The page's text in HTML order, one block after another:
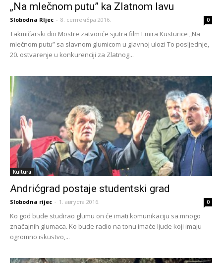
„Na mlečnom putu” ka Zlatnom lavu
Slobodna RIjec - 8. септембра 2016. 0
Takmičarski dio Mostre zatvoriće sjutra film Emira Kusturice „Na
mlečnom putu” sa slavnom glumicom u glavnoj ulozi To posljednje,
20. ostvarenje u konkurenciji za Zlatnog...
Kultura
Andrićgrad postaje studentski grad
Slobodna rijec - 1. августа 2016. 0
Ko god bude studirao glumu on će imati komunikaciju sa mnogo
značajnih glumaca. Ko bude radio na tonu imaće ljude koji imaju
ogromno iskustvo,...